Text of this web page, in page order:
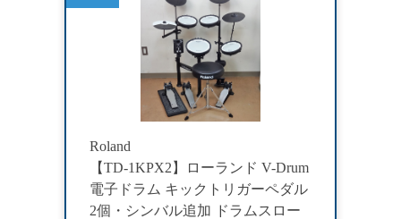
Roland
【TD-1KPX2】ローランド V-Drum
電子ドラム キックトリガーペダル
2個・シンバル追加 ドラムスロー